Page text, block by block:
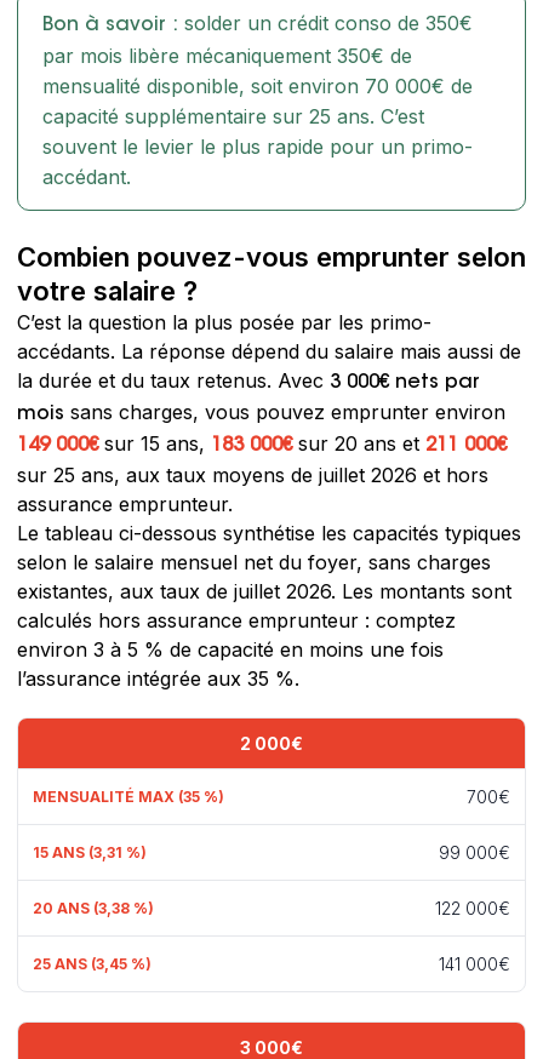
Bon à savoir : solder un crédit conso de 350€
par mois libère mécaniquement 350€ de
mensualité disponible, soit environ 70 000€ de
capacité supplémentaire sur 25 ans. C’est
souvent le levier le plus rapide pour un primo-
accédant.
Combien pouvez-vous emprunter selon
votre salaire ?
C’est la question la plus posée par les primo-
accédants. La réponse dépend du salaire mais aussi de
la durée et du taux retenus. Avec 3 000€ nets par
mois sans charges, vous pouvez emprunter environ
149 000€sur 15 ans, 183 000€sur 20 ans et 211 000€
sur 25 ans, aux taux moyens de juillet 2026 et hors
assurance emprunteur.
Le tableau ci-dessous synthétise les capacités typiques
selon le salaire mensuel net du foyer, sans charges
existantes, aux taux de juillet 2026. Les montants sont
calculés hors assurance emprunteur : comptez
environ 3 à 5 % de capacité en moins une fois
l’assurance intégrée aux 35 %.
2 000€
700€
99 000€
122 000€
141 000€
3 000€